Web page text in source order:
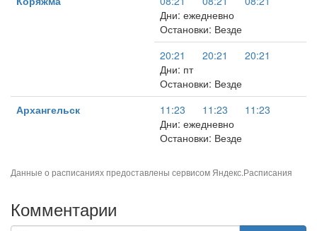
Дни: ежедневно
Остановки: Везде
20:21
20:21
20:21
Дни: пт
Остановки: Везде
Архангельск
11:23 11:23
11:23
Дни: ежедневно
Остановки: Везде
Данные о расписаниях предоставлены сервисом Яндекс.Расписания
Комментарии